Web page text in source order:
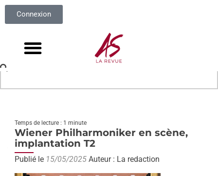
Connexion
Temps de lecture : 1 minute
Wiener Philharmoniker en scène,
implantation T2
Publié le 15/05/2025 Auteur : La redaction